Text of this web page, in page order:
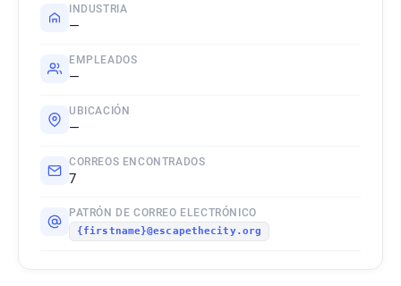
INDUSTRIA
—
EMPLEADOS
—
UBICACIÓN
—
CORREOS ENCONTRADOS
7
PATRÓN DE CORREO ELECTRÓNICO
{firstname}@escapethecity.org